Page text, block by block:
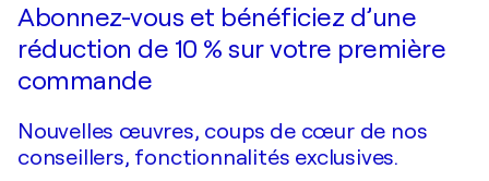
Abonnez-vous et bénéficiez d’une
réduction de 10 % sur votre première
commande
Nouvelles œuvres, coups de cœur de nos
conseillers, fonctionnalités exclusives.